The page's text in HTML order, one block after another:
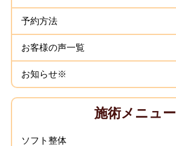
予約方法
お客様の声一覧
お知らせ※
施術メニュー
ソフト整体